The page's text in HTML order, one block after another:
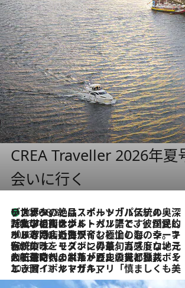
CREA Traveller 2026年
会いに行く
2026.8.8
リスボンの絶品スイーツ「パステル・デ・ナタ」とは？ポルトガル伝統の奥深い世界へ
2026.7.27
「私の祖国はポルトガル語です」国民的詩人フェルナンド・ペソアと、彼が愛した文学の街を歩く
2026.7.26
ポルトガル近海が育む極上の海の幸。キリリと冷えた白ワインと愉しむ、シーフード専門店の贅沢
2026.7.22
伝統の味をモダンに昇華。高感度な地元客が集う、リスボンの最旬ガストロノミー
2026.7.21
大航海時代の栄華から、震災、独裁、そして革命へ。ポルトガル・首都リスボンの石畳に刻まれた「歴史の光と影」
2026.7.13
エッセイ・ヤマザキマリ「慎ましくも美しき国 ポルトガル」